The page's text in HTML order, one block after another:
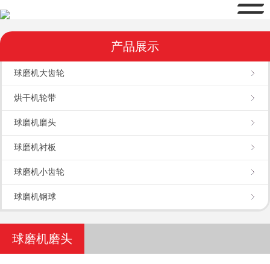
产品展示
球磨机大齿轮
烘干机轮带
球磨机磨头
球磨机衬板
球磨机小齿轮
球磨机钢球
球磨机磨头